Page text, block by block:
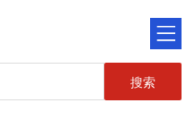
搜索